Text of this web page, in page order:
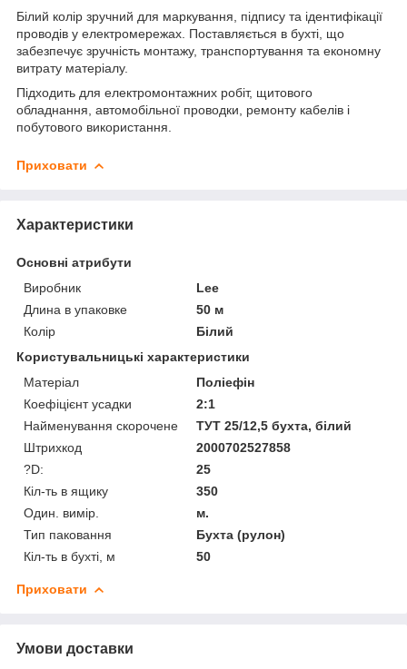
Білий колір зручний для маркування, підпису та ідентифікації
проводів у електромережах. Поставляється в бухті, що
забезпечує зручність монтажу, транспортування та економну
витрату матеріалу.
Підходить для електромонтажних робіт, щитового
обладнання, автомобільної проводки, ремонту кабелів і
побутового використання.
Приховати
Характеристики
Основні атрибути
Виробник
Lee
Длина в упаковке
50 м
Колір
Білий
Користувальницькі характеристики
Матеріал
Поліефін
Коефіцієнт усадки
2:1
Найменування скорочене
ТУТ 25/12,5 бухта, білий
Штрихкод
2000702527858
?D:
25
Кіл-ть в ящику
350
Один. вимір.
м.
Тип паковання
Бухта (рулон)
Кіл-ть в бухті, м
50
Приховати
Умови доставки